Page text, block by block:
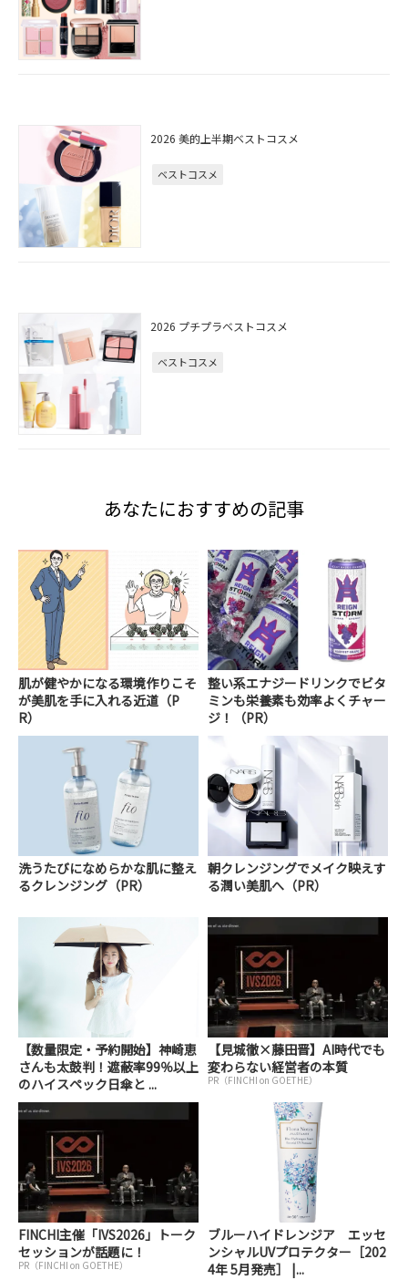
2026 美的上半期ベストコスメ
ベストコスメ
2026 プチプラベストコスメ
ベストコスメ
あなたにおすすめの記事
肌が健やかになる環境作りこそ
が美肌を手に入れる近道（P
R）
整い系エナジードリンクでビタ
ミンも栄養素も効率よくチャー
ジ！（PR）
洗うたびになめらかな肌に整え
るクレンジング（PR）
朝クレンジングでメイク映えす
る潤い美肌へ（PR）
【数量限定・予約開始】神崎恵
さんも太鼓判！遮蔽率99％以上
のハイスペック日傘と ...
【見城徹×藤田晋】AI時代でも
変わらない経営者の本質
PR（FINCHI on GOETHE）
FINCHI主催「IVS2026」トーク
セッションが話題に！
PR（FINCHI on GOETHE）
ブルーハイドレンジア エッセ
ンシャルUVプロテクター［202
4年 5月発売］ |...